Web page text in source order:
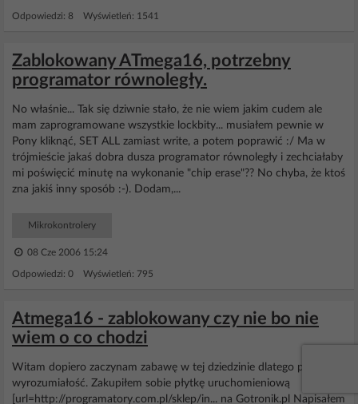
Odpowiedzi: 8 Wyświetleń: 1541
Zablokowany ATmega16, potrzebny
programator równoległy.
No właśnie... Tak się dziwnie stało, że nie wiem jakim cudem ale
mam zaprogramowane wszystkie lockbity... musiałem pewnie w
Pony kliknąć, SET ALL zamiast write, a potem poprawić :/ Ma w
trójmieście jakaś dobra dusza programator równoległy i zechciałaby
mi poświęcić minutę na wykonanie "chip erase"?? No chyba, że ktoś
zna jakiś inny sposób :-). Dodam,...
Mikrokontrolery
08 Cze 2006 15:24
Odpowiedzi: 0 Wyświetleń: 795
Atmega16 - zablokowany czy nie bo nie
wiem o co chodzi
Witam dopiero zaczynam zabawę w tej dziedzinie dlatego proszę o
wyrozumiałość. Zakupiłem sobie płytkę uruchomieniową
[url=http://programatory.com.pl/sklep/in... na Gotronik.pl Napisałem